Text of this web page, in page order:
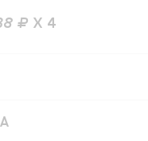
₽ x 4
16 150 ₽